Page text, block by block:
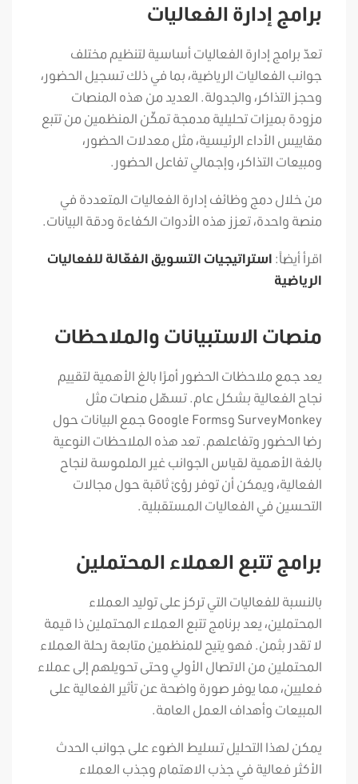
برامج إدارة الفعاليات
تعدّ برامج إدارة الفعاليات أساسية لتنظيم مختلف
جوانب الفعاليات الرياضية، بما في ذلك تسجيل الحضور،
وحجز التذاكر، والجدولة. العديد من هذه المنصات
مزودة بميزات تحليلية مدمجة تمكّن المنظمين من تتبع
مقاييس الأداء الرئيسية، مثل معدلات الحضور،
ومبيعات التذاكر، وإجمالي تفاعل الحضور.
من خلال دمج وظائف إدارة الفعاليات المتعددة في
منصة واحدة، تعزز هذه الأدوات الكفاءة ودقة البيانات.
اقرأ أيضاً: استراتيجيات التسويق الفعّالة للفعاليات
الرياضية
منصات الاستبيانات والملاحظات
يعد جمع ملاحظات الحضور أمرًا بالغ الأهمية لتقييم
نجاح الفعالية بشكل عام. تسهّل منصات مثل
SurveyMonkey وGoogle Forms جمع البيانات حول
رضا الحضور وتفاعلهم. تعد هذه الملاحظات النوعية
بالغة الأهمية لقياس الجوانب غير الملموسة لنجاح
الفعالية، ويمكن أن توفر رؤىً ثاقبة حول مجالات
التحسين في الفعاليات المستقبلية.
برامج تتبع العملاء المحتملين
بالنسبة للفعاليات التي تركز على توليد العملاء
المحتملين، يعد برنامج تتبع العملاء المحتملين ذا قيمة
لا تقدر بثمن. فهو يتيح للمنظمين متابعة رحلة العملاء
المحتملين من الاتصال الأولي وحتى تحويلهم إلى عملاء
فعليين، مما يوفر صورة واضحة عن تأثير الفعالية على
المبيعات وأهداف العمل العامة.
يمكن لهذا التحليل تسليط الضوء على جوانب الحدث
الأكثر فعالية في جذب الاهتمام وجذب العملاء